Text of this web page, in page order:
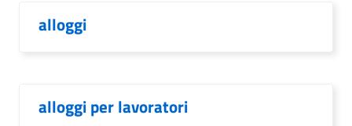
alloggi
alloggi per lavoratori